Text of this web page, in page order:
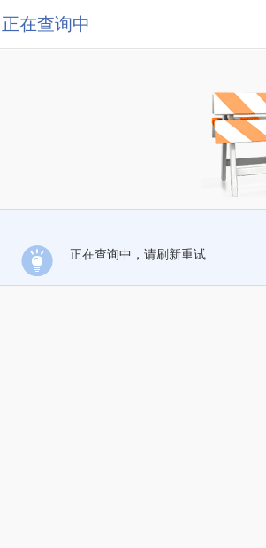
正在查询中
正在查询中，请刷新重试